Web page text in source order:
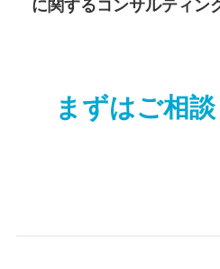
に関するコンサルティン
まずはご相談